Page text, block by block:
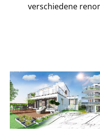
verschiedene